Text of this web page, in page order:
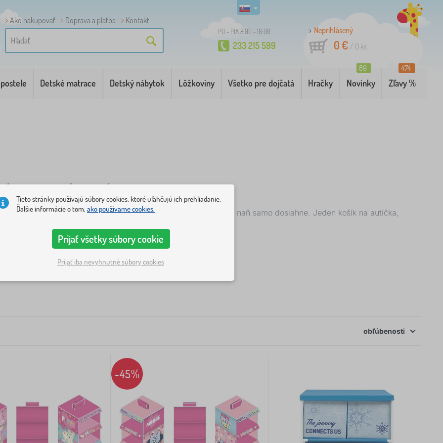
Ako nakupovať Doprava a platba Kontakt
PO - PIA 8:00 - 16:00
233 215 599
Neprihlásený
0 €/ 0 ks
Detské matrace Detský nábytok Lôžkoviny Všetko pre dojčatá Hračky Novinky
89
Zľavy %
474
KTORÝ ZVLÁDNE AJ BATOĽA
je systém, kde každá hračka má svoje miesto a dieťa naň samo dosiahne. Jeden košík na autíčka,
samo a vy nemusíte každý večer počítať diely stavebnice.
aj s vekom. Ideálne do regálu alebo pod posteľ.
Štýlové riešenie do obývacej izby aj detskej izby.
Dekorácie do
obľúbenosti
-45%
Tieto stránky používajú súbory cookies, ktoré uľahčujú ich prehliadanie.
Ďalšie informácie o tom, ako používame cookies.
Prijať všetky súbory cookie
Prijať iba nevyhnutné súbory cookies